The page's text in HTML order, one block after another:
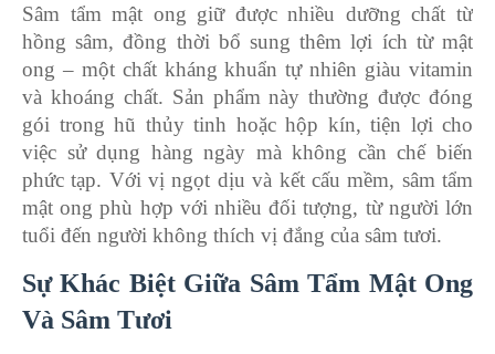
Sâm tẩm mật ong giữ được nhiều dưỡng chất từ
hồng sâm, đồng thời bổ sung thêm lợi ích từ mật
ong – một chất kháng khuẩn tự nhiên giàu vitamin
và khoáng chất. Sản phẩm này thường được đóng
gói trong hũ thủy tinh hoặc hộp kín, tiện lợi cho
việc sử dụng hàng ngày mà không cần chế biến
phức tạp. Với vị ngọt dịu và kết cấu mềm, sâm tẩm
mật ong phù hợp với nhiều đối tượng, từ người lớn
tuổi đến người không thích vị đắng của sâm tươi.
Sự Khác Biệt Giữa Sâm Tẩm Mật Ong
Và Sâm Tươi